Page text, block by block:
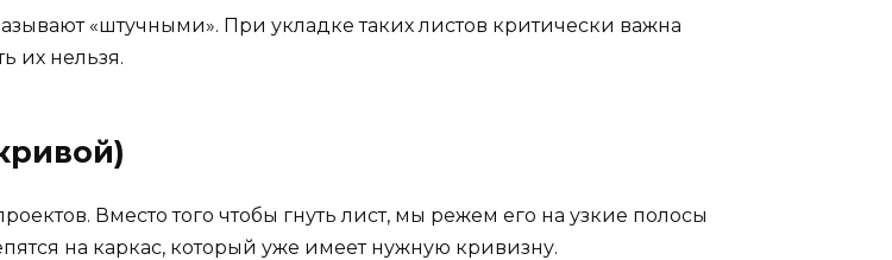
«штучными». При укладке таких листов критически важна
их нельзя.
Вместо того чтобы гнуть лист, мы режем его на узкие полосы
на каркас, который уже имеет нужную кривизну.